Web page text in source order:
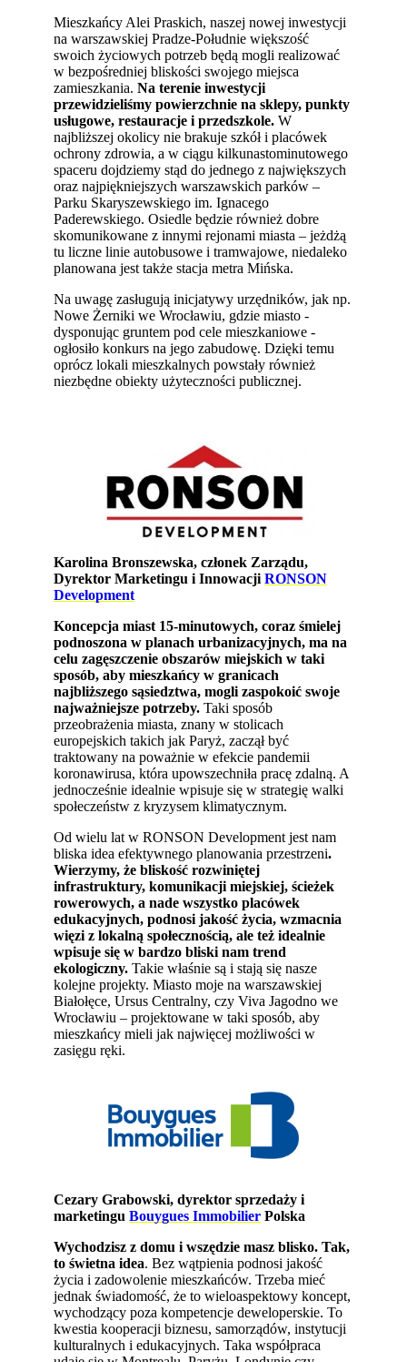
Mieszkańcy Alei Praskich, naszej nowej inwestycji
na warszawskiej Pradze-Południe większość
swoich życiowych potrzeb będą mogli realizować
w bezpośredniej bliskości swojego miejsca
zamieszkania. Na terenie inwestycji
przewidzieliśmy powierzchnie na sklepy, punkty
usługowe, restauracje i przedszkole. W
najbliższej okolicy nie brakuje szkół i placówek
ochrony zdrowia, a w ciągu kilkunastominutowego
spaceru dojdziemy stąd do jednego z największych
oraz najpiękniejszych warszawskich parków –
Parku Skaryszewskiego im. Ignacego
Paderewskiego. Osiedle będzie również dobre
skomunikowane z innymi rejonami miasta – jeżdżą
tu liczne linie autobusowe i tramwajowe, niedaleko
planowana jest także stacja metra Mińska.
Na uwagę zasługują inicjatywy urzędników, jak np.
Nowe Żerniki we Wrocławiu, gdzie miasto -
dysponując gruntem pod cele mieszkaniowe -
ogłosiło konkurs na jego zabudowę. Dzięki temu
oprócz lokali mieszkalnych powstały również
niezbędne obiekty użyteczności publicznej.
Karolina Bronszewska, członek Zarządu,
Dyrektor Marketingu i InnowacjiRONSON
Development
Koncepcja miast 15-minutowych, coraz śmielej
podnoszona w planach urbanizacyjnych, ma na
celu zagęszczenie obszarów miejskich w taki
sposób, aby mieszkańcy w granicach
najbliższego sąsiedztwa, mogli zaspokoić swoje
najważniejsze potrzeby. Taki sposób
przeobrażenia miasta, znany w stolicach
europejskich takich jak Paryż, zaczął być
traktowany na poważnie w efekcie pandemii
koronawirusa, która upowszechniła pracę zdalną. A
jednocześnie idealnie wpisuje się w strategię walki
społeczeństw z kryzysem klimatycznym.
Od wielu lat w RONSON Development jest nam
bliska idea efektywnego planowania przestrzeni.
Wierzymy, że bliskość rozwiniętej
infrastruktury, komunikacji miejskiej, ścieżek
rowerowych, a nade wszystko placówek
edukacyjnych, podnosi jakość życia, wzmacnia
więzi z lokalną społecznością, ale też idealnie
wpisuje się w bardzo bliski nam trend
ekologiczny. Takie właśnie są i stają się nasze
kolejne projekty. Miasto moje na warszawskiej
Białołęce, Ursus Centralny, czy Viva Jagodno we
Wrocławiu – projektowane w taki sposób, aby
mieszkańcy mieli jak najwięcej możliwości w
zasięgu ręki.
Cezary Grabowski, dyrektor sprzedaży i
marketinguBouygues Immobilier Polska
Wychodzisz z domu i wszędzie masz blisko. Tak,
to świetna idea. Bez wątpienia podnosi jakość
życia i zadowolenie mieszkańców. Trzeba mieć
jednak świadomość, że to wieloaspektowy koncept,
wychodzący poza kompetencje deweloperskie. To
kwestia kooperacji biznesu, samorządów, instytucji
kulturalnych i edukacyjnych. Taka współpraca